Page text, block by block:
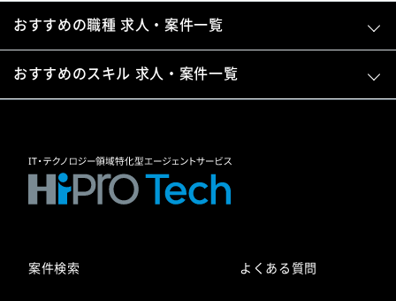
おすすめの職種 求人・案件一覧
おすすめのスキル 求人・案件一覧
案件検索 よくある質問